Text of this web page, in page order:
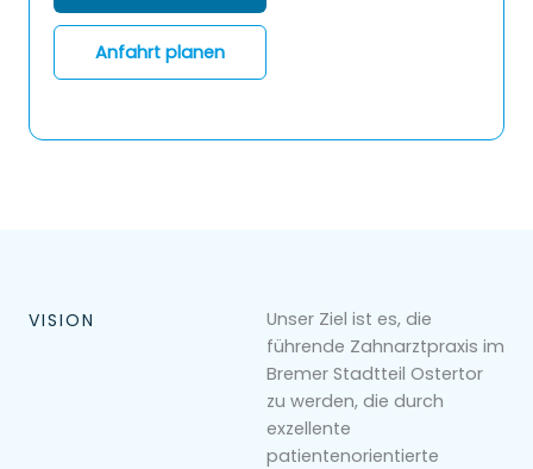
Anfahrt planen
VISION
Unser Ziel ist es, die
führende Zahnarztpraxis im
Bremer Stadtteil Ostertor
zu werden, die durch
exzellente
patientenorientierte